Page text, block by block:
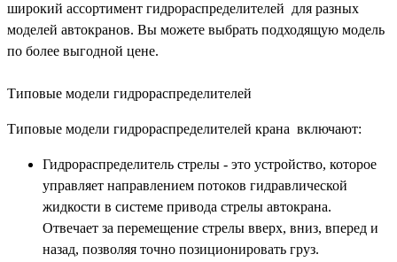
широкий ассортимент гидрораспределителей для разных
моделей автокранов. Вы можете выбрать подходящую модель
по более выгодной цене.
Типовые модели гидрораспределителей
Типовые модели гидрораспределителей крана включают:
Гидрораспределитель стрелы - это устройство, которое
управляет направлением потоков гидравлической
жидкости в системе привода стрелы автокрана.
Отвечает за перемещение стрелы вверх, вниз, вперед и
назад, позволяя точно позиционировать груз.